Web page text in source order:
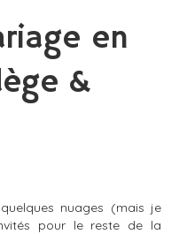
en
&
nuages (mais je
pour le reste de la